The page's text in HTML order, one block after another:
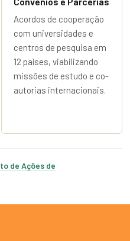
Acordos de cooperação
com universidades e
centros de pesquisa em
12 países, viabilizando
missões de estudo e co-
autorias internacionais.
de Ações de